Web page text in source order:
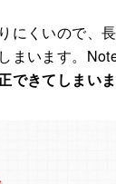
にくいので、
まいます。
できてしまいま